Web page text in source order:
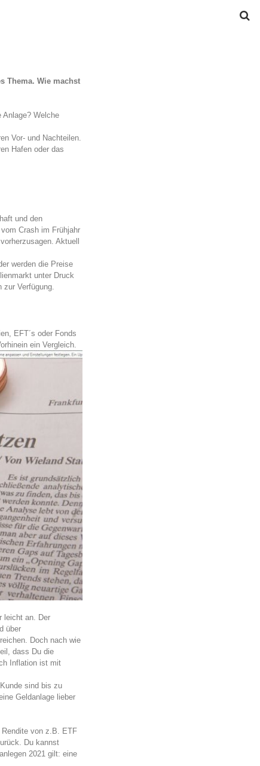
Thema. Wie machst
Anlage? Welche
Vor- und Nachteilen.
Hafen oder das
und den
Crash im Frühjahr
Aktuell
werden die Preise
unter Druck
zur Verfügung.
EFT´s oder Fonds
ein Vergleich.
leicht an. Der
über
Doch nach wie
dass Du die
Inflation ist mit
sind bis zu
Geldanlage lieber
Rendite von z.B. ETF
Du kannst
2021 gilt: eine